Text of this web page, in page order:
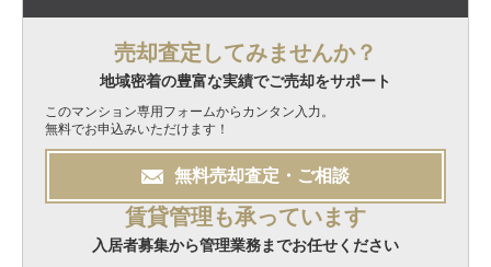
売却査定してみませんか？
地域密着の豊富な実績でご売却をサポート
このマンション専用フォームからカンタン入力。
無料でお申込みいただけます！
無料売却査定・ご相談
賃貸管理も承っています
入居者募集から管理業務までお任せください